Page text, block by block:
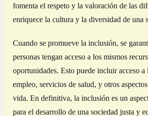
fomenta el respeto y la valoración de las
enriquece la cultura y la diversidad de una
Cuando se promueve la inclusión, se
personas tengan acceso a los mismos
oportunidades. Esto puede incluir acceso a
empleo, servicios de salud, y otros
vida. En definitiva, la inclusión es un
para el desarrollo de una sociedad justa y